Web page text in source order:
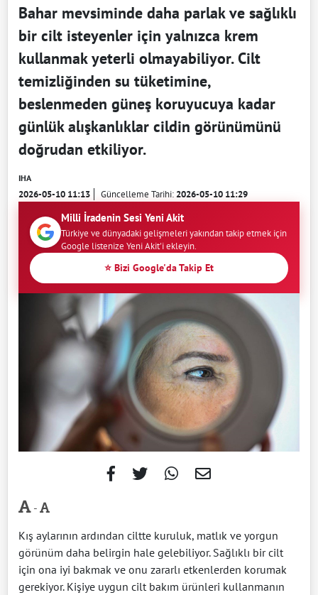
Bahar mevsiminde daha parlak ve sağlıklı
bir cilt isteyenler için yalnızca krem
kullanmak yeterli olmayabiliyor. Cilt
temizliğinden su tüketimine,
beslenmeden güneş koruyucuya kadar
günlük alışkanlıklar cildin görünümünü
doğrudan etkiliyor.
IHA
2026-05-10 11:13 Güncelleme Tarihi:2026-05-10 11:29
Milli İradenin Sesi Yeni Akit
Türkiye ve dünyadaki gelişmeleri yakından takip etmek için
Google listenize Yeni Akit'i ekleyin.
⭐ Bizi Google'da Takip Et
-
Kış aylarının ardından ciltte kuruluk, matlık ve yorgun
görünüm daha belirgin hale gelebiliyor. Sağlıklı bir cilt
için ona iyi bakmak ve onu zararlı etkenlerden korumak
gerekiyor. Kişiye uygun cilt bakım ürünleri kullanmanın